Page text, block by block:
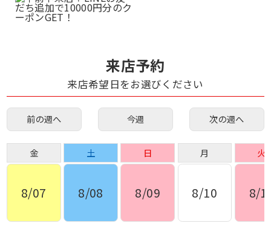
来店予約
来店希望日をお選びください
前の週へ 今週 次の週へ
金
8/07
土
8/08
日
8/09
月
8/10
火
8/